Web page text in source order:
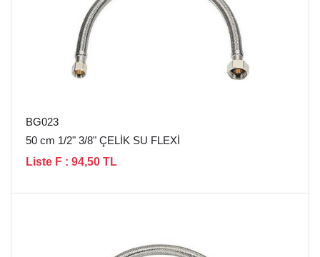
BG023
50 cm 1/2" 3/8" ÇELİK SU FLEXİ
Liste F : 94,50 TL